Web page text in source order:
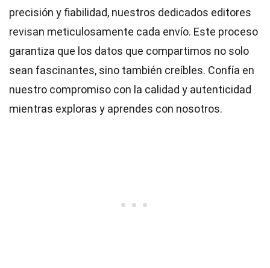
precisión y fiabilidad, nuestros dedicados editores
revisan meticulosamente cada envío. Este proceso
garantiza que los datos que compartimos no solo
sean fascinantes, sino también creíbles. Confía en
nuestro compromiso con la calidad y autenticidad
mientras exploras y aprendes con nosotros.